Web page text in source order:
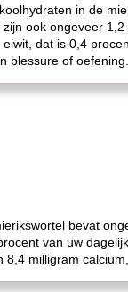
in de
ook ongeveer
dat is 0,4
blessure of
bevat
van uw
8,4 milligram